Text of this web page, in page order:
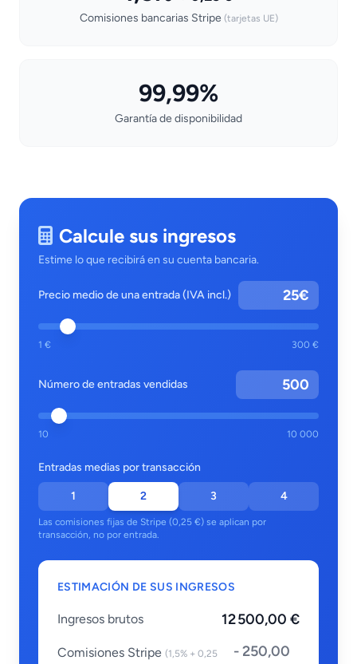
Comisiones bancarias Stripe (tarjetas UE)
99,99%
Garantía de disponibilidad
Calcule sus ingresos
Estime lo que recibirá en su cuenta bancaria.
Precio medio de una entrada (IVA incl.) €
1 € 300 €
Número de entradas vendidas
10 10 000
Entradas medias por transacción
1 2 3 4
Las comisiones fijas de Stripe (0,25 €) se aplican por
transacción, no por entrada.
ESTIMACIÓN DE SUS INGRESOS
Ingresos brutos 12 500,00 €
Comisiones Stripe (1,5% + 0,25
- 250,00